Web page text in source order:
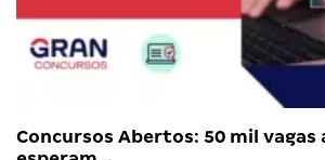
Concursos Abertos: 50 mil vagas